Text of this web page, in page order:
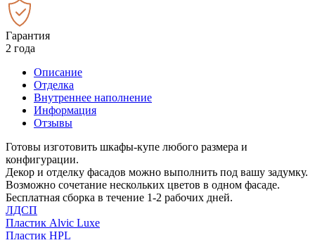
Гарантия
2 года
Описание
Отделка
Внутреннее наполнение
Информация
Отзывы
Готовы изготовить шкафы-купе любого размера и
конфигурации.
Декор и отделку фасадов можно выполнить под вашу задумку.
Возможно сочетание нескольких цветов в одном фасаде.
Бесплатная сборка в течение 1-2 рабочих дней.
ЛДСП
Пластик Alvic Luxe
Пластик HPL